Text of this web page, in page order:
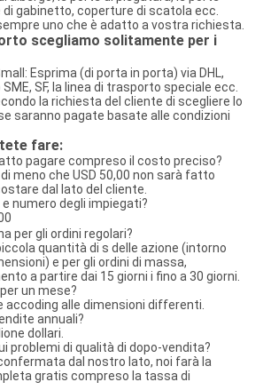
di gabinetto, coperture di scatola ecc.
uno che è adatto a vostra richiesta.
scegliamo solitamente per i
Esprima (di porta in porta) via DHL,
SME, SF, la linea di trasporto speciale ecc.
la richiesta del cliente di scegliere lo
saranno pagate basate alle condizioni
fare:
pagare compreso il costo preciso?
meno che USD 50,00 non sarà fatto
dal lato del cliente.
numero degli impiegati?
per gli ordini regolari?
quantità di s delle azione (intorno
e per gli ordini di massa,
a partire dai 15 giorni i fino a 30 giorni.
un mese?
accoding alle dimensioni differenti.
annuali?
dollari.
problemi di qualità di dopo-vendita?
dal nostro lato, noi farà la
gratis compreso la tassa di